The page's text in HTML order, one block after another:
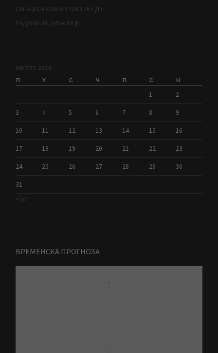
САНАЦИЈА КВАРА У НАСЕЉУ Д3
РАДОВИ НА ДУВАНИЦИ
АВГУСТ 2026.
П У С Ч П С Н
1 2
3 4 5 6 7 8 9
10 11 12 13 14 15 16
17 18 19 20 21 22 23
24 25 26 27 28 29 30
31
« јул
ВРЕМЕНСКА ПРОГНОЗА
-